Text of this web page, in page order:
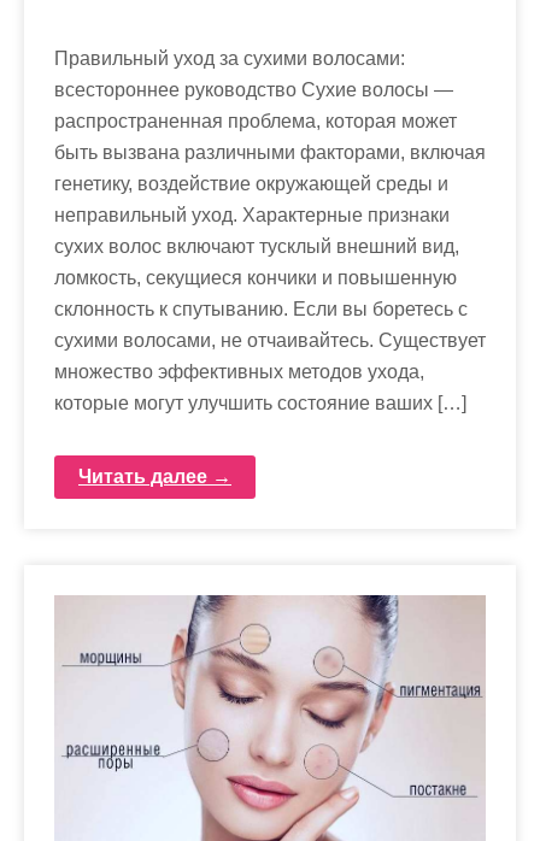
Правильный уход за сухими волосами:
всестороннее руководство Сухие волосы —
распространенная проблема, которая может
быть вызвана различными факторами, включая
генетику, воздействие окружающей среды и
неправильный уход. Характерные признаки
сухих волос включают тусклый внешний вид,
ломкость, секущиеся кончики и повышенную
склонность к спутыванию. Если вы боретесь с
сухими волосами, не отчаивайтесь. Существует
множество эффективных методов ухода,
которые могут улучшить состояние ваших […]
Читать далее →